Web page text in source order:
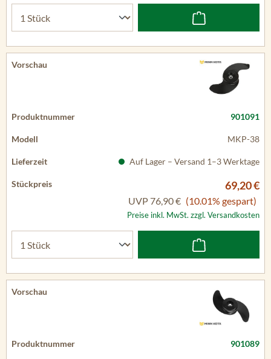
901091
MKP-38
Auf Lager – Versand 1–3 Werktage
69,20 €
UVP 76,90 € (10.01% gespart)
Preise inkl. MwSt. zzgl. Versandkosten
901089